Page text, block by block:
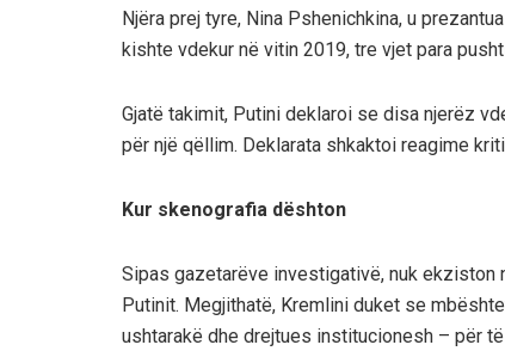
Njëra prej tyre, Nina Pshenichkina, u
kishte vdekur në vitin 2019, tre vjet para
Gjatë takimit, Putini deklaroi se disa njerëz
për një qëllim. Deklarata shkaktoi reagime
Kur skenografia dështon
Sipas gazetarëve investigativë, nuk ekziston
Putinit. Megjithatë, Kremlini duket se
ushtarakë dhe drejtues institucionesh – për